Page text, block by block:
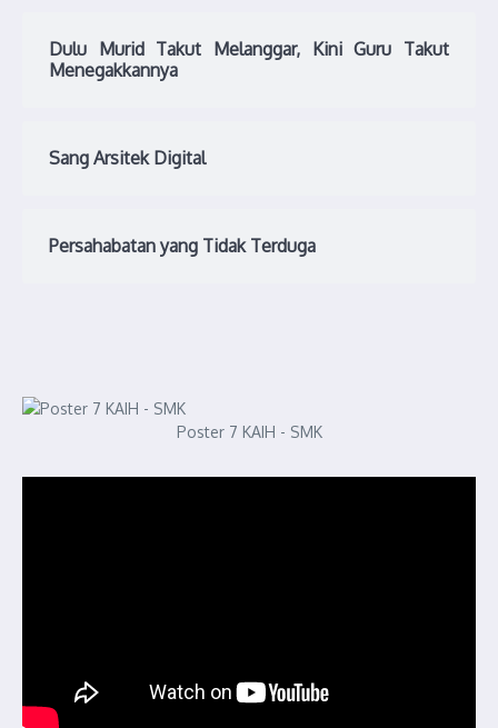
Dulu Murid Takut Melanggar, Kini Guru Takut
Menegakkannya
Sang Arsitek Digital
Persahabatan yang Tidak Terduga
Poster 7 KAIH - SMK